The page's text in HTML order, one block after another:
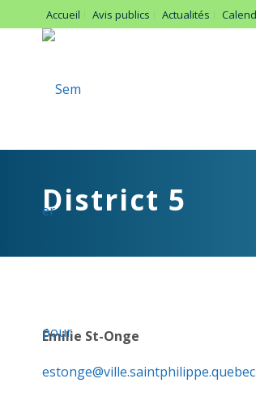
Accueil Avis publics Actualités
District 5
Émilie St-Onge
estonge@ville.saintphilippe.quebec